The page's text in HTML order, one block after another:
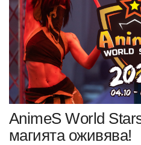
AnimeS World
магията оживява!